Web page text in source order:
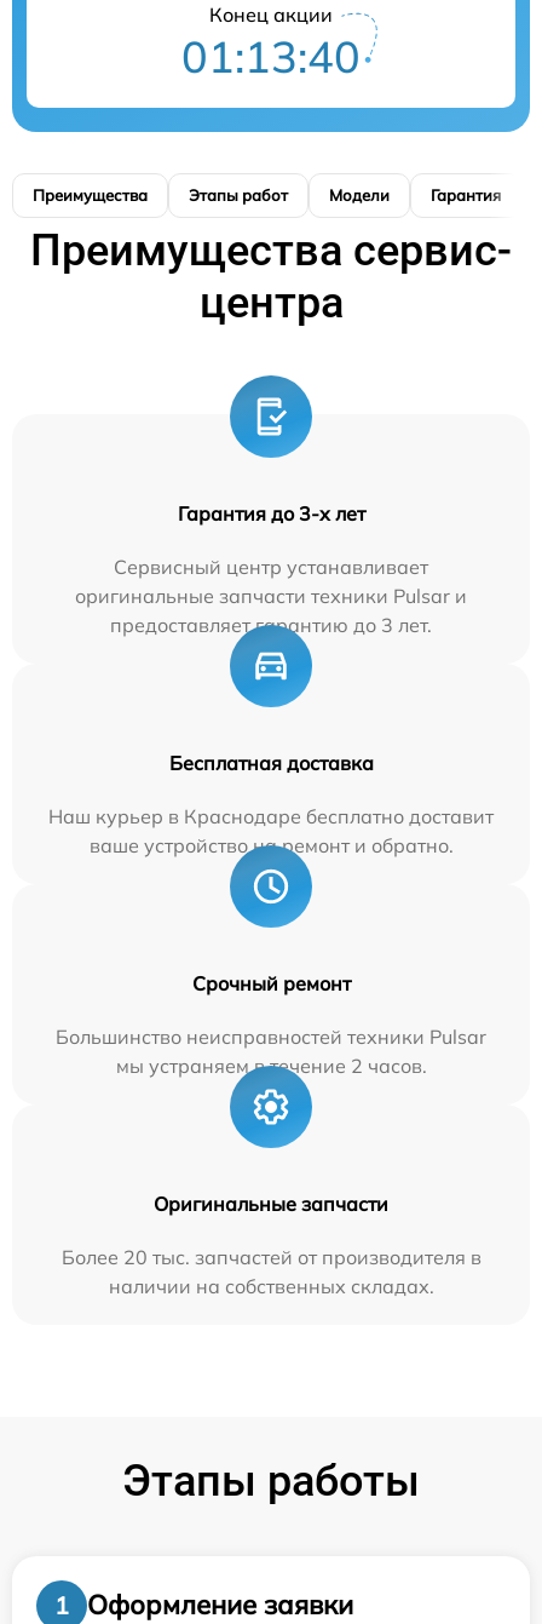
Конец акции
01:13:39
Преимущества Этапы работ Модели Гарантия
Преимущества сервис-
центра
Гарантия до 3-х лет
Сервисный центр устанавливает
оригинальные запчасти техники Pulsar и
предоставляет гарантию до 3 лет.
Бесплатная доставка
Наш курьер в Краснодаре бесплатно доставит
ваше устройство на ремонт и обратно.
Срочный ремонт
Большинство неисправностей техники Pulsar
мы устраняем в течение 2 часов.
Оригинальные запчасти
Более 20 тыс. запчастей от производителя в
наличии на собственных складах.
Этапы работы
1
Оформление заявки